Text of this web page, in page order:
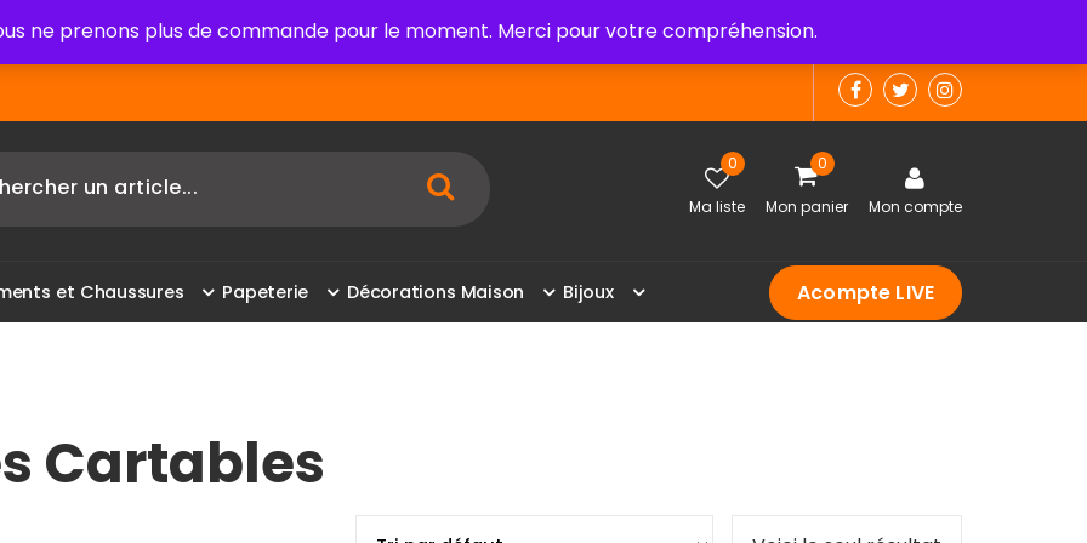
ne prenons plus de commande pour le moment. Merci pour votre compréhension.
0
Ma liste
0
Mon panier Mon compte
ents et Chaussures Papeterie Décorations Maison Bijoux Acompte LIVE
Cartables